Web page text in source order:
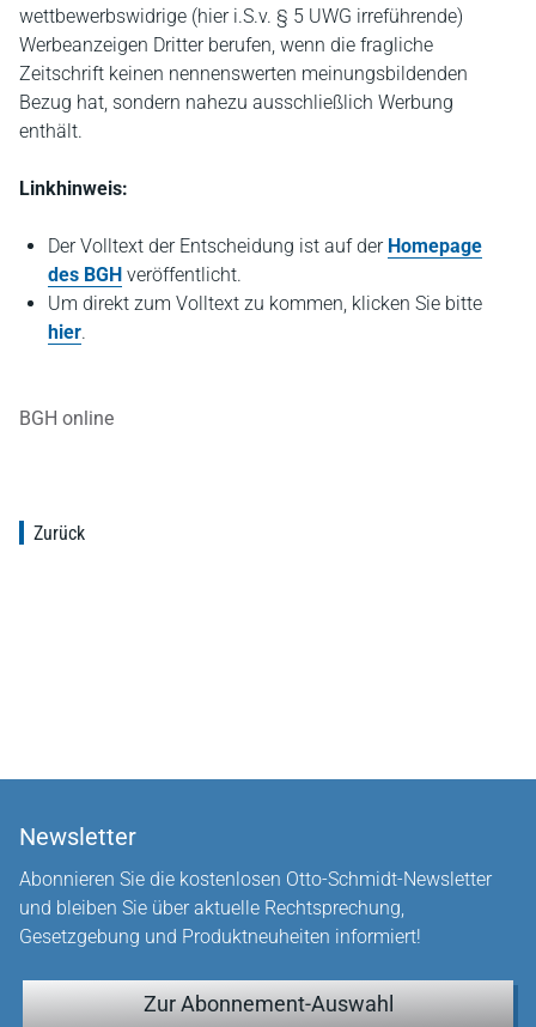
wettbewerbswidrige (hier i.S.v. § 5 UWG irreführende)
Werbeanzeigen Dritter berufen, wenn die fragliche
Zeitschrift keinen nennenswerten meinungsbildenden
Bezug hat, sondern nahezu ausschließlich Werbung
enthält.
Linkhinweis:
Der Volltext der Entscheidung ist auf der Homepage
des BGH veröffentlicht.
Um direkt zum Volltext zu kommen, klicken Sie bitte
hier.
BGH online
Zurück
Newsletter
Abonnieren Sie die kostenlosen Otto-Schmidt-Newsletter
und bleiben Sie über aktuelle Rechtsprechung,
Gesetzgebung und Produktneuheiten informiert!
Zur Abonnement-Auswahl